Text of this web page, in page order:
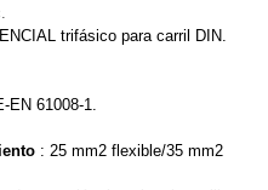
trifásico para carril DIN.
61008-1.
: 25 mm2 flexible/35 mm2